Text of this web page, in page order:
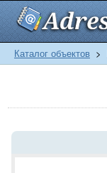
Каталог объектов >